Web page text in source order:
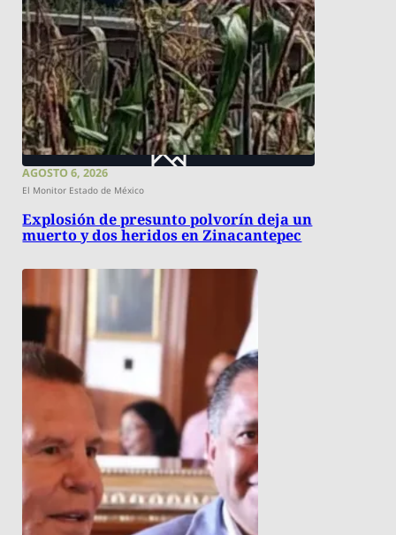
AGOSTO 6, 2026
El Monitor Estado de México
Explosión de presunto polvorín deja un
muerto y dos heridos en Zinacantepec